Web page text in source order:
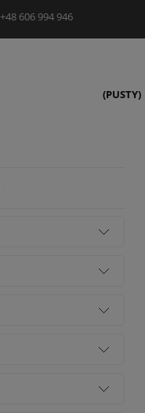
+48 606 994 946
(PUSTY)